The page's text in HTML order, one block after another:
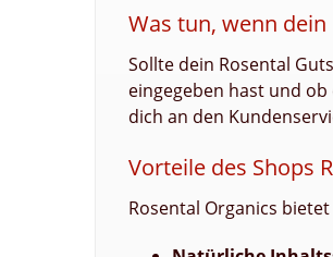
Was tun, wenn
Sollte dein Rosental
eingegeben hast und
dich an den
Vorteile des Shops
Rosental Organics